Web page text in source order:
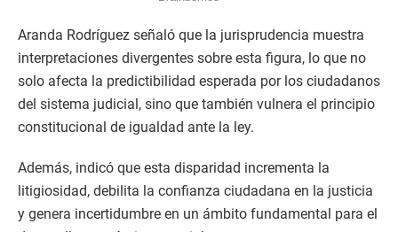
Aranda Rodríguez señaló que la jurisprudencia muestra
interpretaciones divergentes sobre esta figura, lo que no
solo afecta la predictibilidad esperada por los ciudadanos
del sistema judicial, sino que también vulnera el principio
constitucional de igualdad ante la ley.
Además, indicó que esta disparidad incrementa la
litigiosidad, debilita la confianza ciudadana en la justicia
y genera incertidumbre en un ámbito fundamental para el